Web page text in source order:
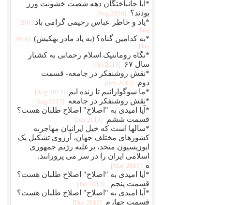
*آیا جانباختگان دهه شصت خشونت ورز
بودند؟
[2016 Aug]
*یاد و خاطر عباس رحیمی گرامی باد‎[2016
Jan]
*به کدامین گناه؟ (به یاد مادر بهکیش)
[2016
Jan]
*نگاه رومانتیک اسلام رحمانی به کشتار
سال ۶۷
[2013 Oct]
*نقش روشنفکر در جامعه- قسمت
دوم
[2013 Sep]
*ما سوگوارانیم تا زنده ایم [2013 Aug]
*نقش روشنفکر در جامعه [2013 Aug]
*آیا امیدی به "اصلاح" اصلاح طلبان هست؟
قسمت ششم
[2013 Jun]
*سالها است که خیل ایرانیان مهاجربه
کشورهای مختلف جهان، آرزوی تشکیل یک
اپوزیسیون متحد، برعلیه رژیم جمهوری
اسلامی ایران را در سر می پرورانند.
ه
[2013 May]
*آیا امیدی به "اصلاح" اصلاح طلبان هست؟
قسمت پنجم
[2013 Jan]
*آیا امیدی به "اصلاح" اصلاح طلبان هست؟
قسمت چهارم
[2012 Dec]